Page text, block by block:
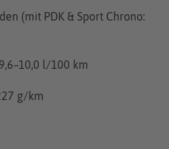
(mit PDK & Sport Chrono:
l/100 km
g/km